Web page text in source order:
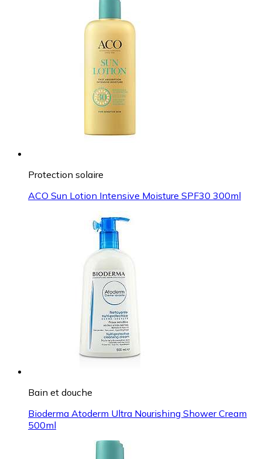
Protection solaire
ACO Sun Lotion Intensive Moisture SPF30 300ml
Bain et douche
Bioderma Atoderm Ultra Nourishing Shower Cream
500ml